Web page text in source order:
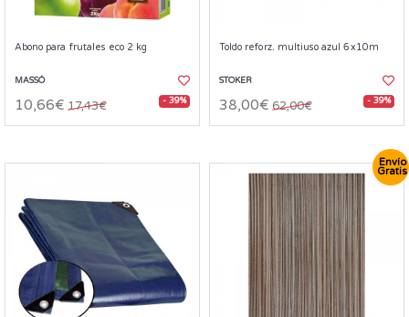
Abono para frutales eco 2 kg
MASSÓ
10,66€ 17,43€ - 39%
Toldo reforz. multiuso azul 6x10m
STOKER
38,00€ 62,00€ - 39%
Envío
Gratis